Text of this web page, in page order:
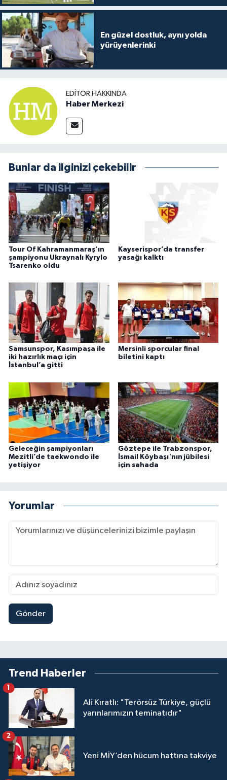
En güzel dostluk, aynı yolda
yürüyenlerinki
EDITÖR HAKKINDA
Haber Merkezi
Bunlar da ilginizi çekebilir
Tour Of Kahramanmaraş’ın
şampiyonu Ukraynalı Kyrylo
Tsarenko oldu
Kayserispor’da transfer
yasağı kalktı
Samsunspor, Kasımpaşa ile
iki hazırlık maçı için
İstanbul’a gitti
Mersinli sporcular final
biletini kaptı
Geleceğin şampiyonları
Mezitli’de taekwondo ile
yetişiyor
Göztepe ile Trabzonspor,
İsmail Köybaşı'nın jübilesi
için sahada
Yorumlar
Gönder
Trend Haberler
Ali Kıratlı: "Terörsüz Türkiye, güçlü
yarınlarımızın teminatıdır"
1
Yeni MİY’den hücum hattına takviye
2